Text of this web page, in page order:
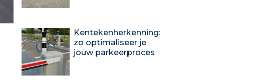
Kentekenherkenning:
zo optimaliseer je
jouw parkeerproces